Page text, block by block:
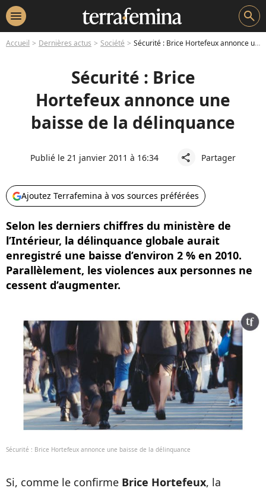
menu search
Accueil Dernières actus Société Sécurité : Brice Hortefeux annonce une baisse de la délinquance
Sécurité : Brice
Hortefeux annonce une
baisse de la délinquance
Publié le 21 janvier 2011 à 16:34 share Partager
Ajoutez Terrafemina à vos sources préférées
Selon les derniers chiffres du ministère de
l’Intérieur, la délinquance globale aurait
enregistré une baisse d’environ 2 % en 2010.
Parallèlement, les violences aux personnes ne
cessent d’augmenter.
Sécurité : Brice Hortefeux annonce une baisse de la délinquance
Si, comme le confirme Brice Hortefeux, la